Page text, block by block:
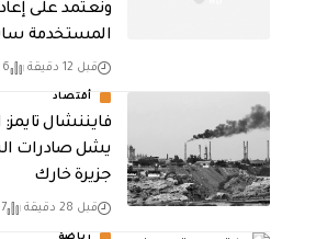
ونعتمد على
المستخدمة
قبل 12 دقيقة 6 مشاهدات
أقتصاد
فايننشال
يشل صادرات
جزيرة خارك
قبل 28 دقيقة 7 مشاهدات